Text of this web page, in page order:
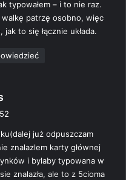
z
e
:
typowałem – i to nie raz.
walkę patrzę osobno, więc
to się łącznie układa.
z
e
:
już odpuszczam
znalazlem karty głównej
i bylaby typowana w
znalazła, ale to z 5cioma